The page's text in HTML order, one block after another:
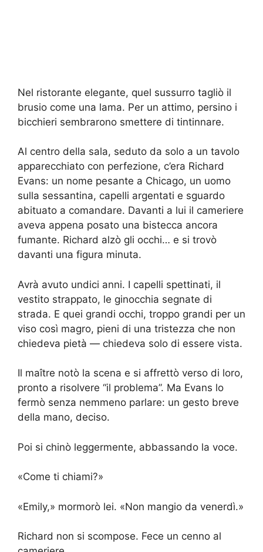
Nel ristorante elegante, quel sussurro tagliò il
brusio come una lama. Per un attimo, persino i
bicchieri sembrarono smettere di tintinnare.
Al centro della sala, seduto da solo a un tavolo
apparecchiato con perfezione, c’era Richard
Evans: un nome pesante a Chicago, un uomo
sulla sessantina, capelli argentati e sguardo
abituato a comandare. Davanti a lui il cameriere
aveva appena posato una bistecca ancora
fumante. Richard alzò gli occhi… e si trovò
davanti una figura minuta.
Avrà avuto undici anni. I capelli spettinati, il
vestito strappato, le ginocchia segnate di
strada. E quei grandi occhi, troppo grandi per un
viso così magro, pieni di una tristezza che non
chiedeva pietà — chiedeva solo di essere vista.
Il maître notò la scena e si affrettò verso di loro,
pronto a risolvere “il problema”. Ma Evans lo
fermò senza nemmeno parlare: un gesto breve
della mano, deciso.
Poi si chinò leggermente, abbassando la voce.
«Come ti chiami?»
«Emily,» mormorò lei. «Non mangio da venerdì.»
Richard non si scompose. Fece un cenno al